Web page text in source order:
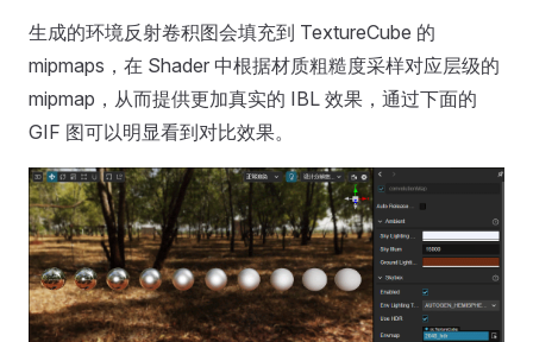
生成的环境反射卷积图会填充到 TextureCube 的
mipmaps，在 Shader 中根据材质粗糙度采样对应层级的
mipmap，从而提供更加真实的 IBL 效果，通过下面的
GIF 图可以明显看到对比效果。